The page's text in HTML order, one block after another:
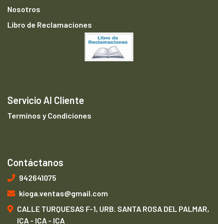
Nosotros
Libro de Reclamaciones
Servicio Al Cliente
Terminos y Condiciones
Contáctanos
942641075
kioga.ventas@gmail.com
CALLE TURQUESAS F-1, URB. SANTA ROSA DEL PALMAR,
ICA - ICA - ICA